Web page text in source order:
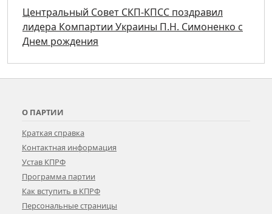
Центральный Совет СКП-КПСС поздравил
лидера Компартии Украины П.Н. Симоненко с
Днем рождения
О ПАРТИИ
Краткая справка
Контактная информация
Устав КПРФ
Программа партии
Как вступить в КПРФ
Персональные страницы